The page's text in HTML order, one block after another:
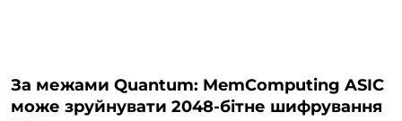
За межами Quantum: MemComputing ASIC
може зруйнувати 2048-бітне шифрування